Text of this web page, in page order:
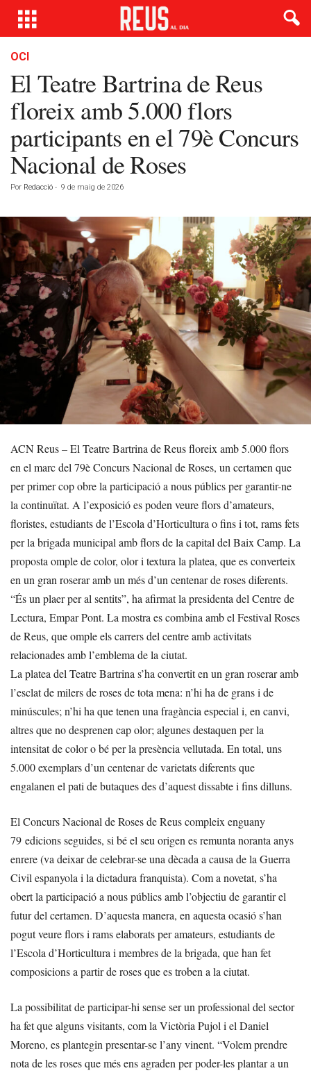
OCI
El Teatre Bartrina de Reus
floreix amb 5.000 flors
participants en el 79è Concurs
Nacional de Roses
Por Redacció - 9 de maig de 2026
ACN Reus – El Teatre Bartrina de Reus floreix amb 5.000 flors
en el marc del 79è Concurs Nacional de Roses, un certamen que
per primer cop obre la participació a nous públics per garantir-ne
la continuïtat. A l’exposició es poden veure flors d’amateurs,
floristes, estudiants de l’Escola d’Horticultura o fins i tot, rams fets
per la brigada municipal amb flors de la capital del Baix Camp. La
proposta omple de color, olor i textura la platea, que es converteix
en un gran roserar amb un més d’un centenar de roses diferents.
“És un plaer per al sentits”, ha afirmat la presidenta del Centre de
Lectura, Empar Pont. La mostra es combina amb el Festival Roses
de Reus, que omple els carrers del centre amb activitats
relacionades amb l’emblema de la ciutat.
La platea del Teatre Bartrina s’ha convertit en un gran roserar amb
l’esclat de milers de roses de tota mena: n’hi ha de grans i de
minúscules; n’hi ha que tenen una fragància especial i, en canvi,
altres que no desprenen cap olor; algunes destaquen per la
intensitat de color o bé per la presència vellutada. En total, uns
5.000 exemplars d’un centenar de varietats diferents que
engalanen el pati de butaques des d’aquest dissabte i fins dilluns.
El Concurs Nacional de Roses de Reus compleix enguany
79 edicions seguides, si bé el seu origen es remunta noranta anys
enrere (va deixar de celebrar-se una dècada a causa de la Guerra
Civil espanyola i la dictadura franquista). Com a novetat, s’ha
obert la participació a nous públics amb l’objectiu de garantir el
futur del certamen. D’aquesta manera, en aquesta ocasió s’han
pogut veure flors i rams elaborats per amateurs, estudiants de
l’Escola d’Horticultura i membres de la brigada, que han fet
composicions a partir de roses que es troben a la ciutat.
La possibilitat de participar-hi sense ser un professional del sector
ha fet que alguns visitants, com la Victòria Pujol i el Daniel
Moreno, es plantegin presentar-se l’any vinent. “Volem prendre
nota de les roses que més ens agraden per poder-les plantar a un